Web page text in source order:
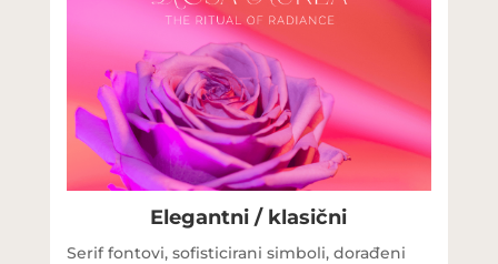
Elegantni / klasični
Serif fontovi, sofisticirani simboli, dorađeni